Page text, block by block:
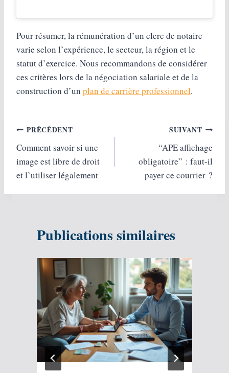
Pour résumer, la rémunération d’un clerc de notaire
varie selon l’expérience, le secteur, la région et le
statut d’exercice. Nous recommandons de considérer
ces critères lors de la négociation salariale et de la
construction d’un plan de carrière professionnel.
Navigation
de
l’article
PRÉCÉDENT
Comment savoir si une
image est libre de droit
et l’utiliser légalement
SUIVANT
“APE affichage
obligatoire” : faut-il
payer ce courrier ?
Publications similaires